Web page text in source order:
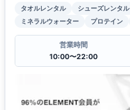
タオルレンタル シューズレンタル
ミネラルウォーター
プロテイン
営業時間
10:00〜22:00